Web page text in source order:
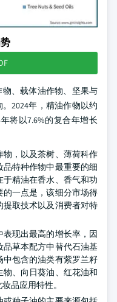
、载体油作物、坚果与
2024年，精油作物以约
将以7.6%的复合年增长
，以及茶树、薄荷科作
特种作物中最重要的细
精油在香水、香气和功
一点是，该细分市场得
取技术以及消费者对特
现出最高的增长率，因
草本配方中替代石油基
包含的油类有紫罗兰籽
、向日葵油、红花油和
品应用特性。